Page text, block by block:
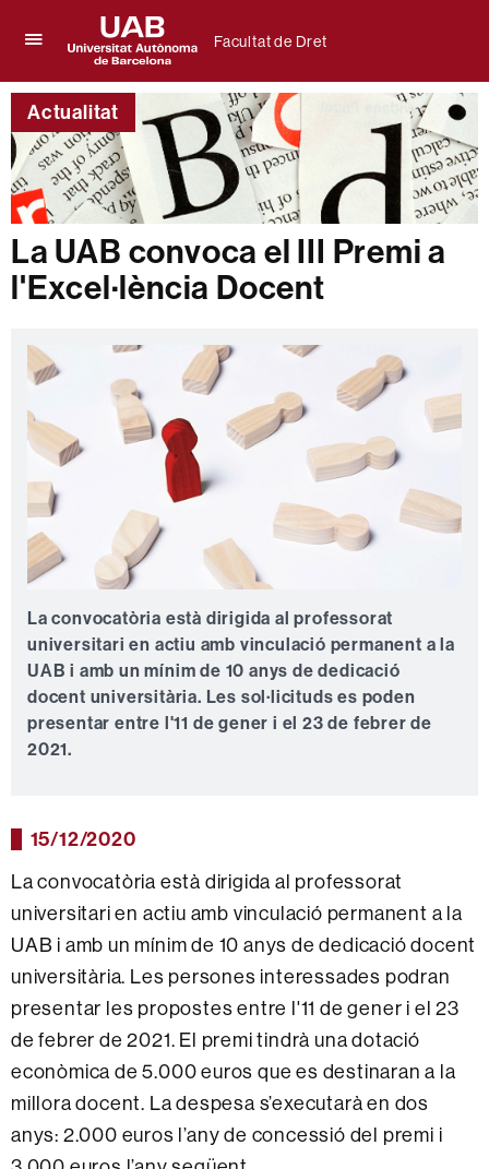
per
desplegar
el
menú
de
Facultat
de
Dret
Universitat
Autònoma
de
Barcelona
Facultat de Dret
Actualitat
La UAB convoca el III Premi a
l'Excel·lència Docent
La convocatòria està dirigida al professorat
universitari en actiu amb vinculació permanent a la
UAB i amb un mínim de 10 anys de dedicació
docent universitària. Les sol·licituds es poden
presentar entre l'11 de gener i el 23 de febrer de
2021.
15/12/2020
La convocatòria està dirigida al professorat
universitari en actiu amb vinculació permanent a la
UAB i amb un mínim de 10 anys de dedicació docent
universitària. Les persones interessades podran
presentar les propostes entre l'11 de gener i el 23
de febrer de 2021. El premi tindrà una dotació
econòmica de 5.000 euros que es destinaran a la
millora docent. La despesa s’executarà en dos
anys: 2.000 euros l’any de concessió del premi i